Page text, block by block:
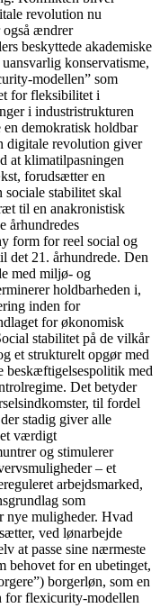
revolution nu
ændrer
beskyttede akademiske
konservatisme,
modellen” som
for fleksibilitet i
i industristrukturen
demokratisk holdbar
digitale revolution giver
at klimatilpasningen
forudsætter en
sociale stabilitet skal
til en anakronistisk
århundredes
form for reel social og
det 21. århundrede. Den
med miljø- og
holdbarheden i,
inden for
for økonomisk
stabilitet på de vilkår
et strukturelt opgør med
beskæftigelsespolitik med
Det betyder
til fordel
stadig giver alle
værdigt
og stimulerer
– et
arbejdsmarked,
som
nye muligheder. Hvad
ved lønarbejde
at passe sine nærmeste
behovet for en ubetinget,
borgerløn, som en
for flexicurity-modellen